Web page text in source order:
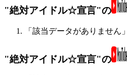
"絶対アイドル☆宣言"の
「該当データがありません」
"絶対アイドル☆宣言"の